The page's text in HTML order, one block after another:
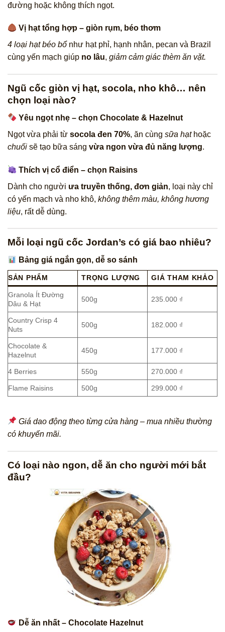
đường hoặc không thích ngọt.
Vị hạt tổng hợp – giòn rụm, béo thơm
4 loại hạt béo bổnhư hạt phỉ, hạnh nhân, pecan và Brazil
cùng yến mạch giúp no lâu, giảm cảm giác thèm ăn vặt.
Ngũ cốc giòn vị hạt, socola, nho khô… nên
chọn loại nào?
Yêu ngọt nhẹ – chọn Chocolate & Hazelnut
Ngọt vừa phải từ socola đen 70%, ăn cùng sữa hạthoặc
chuối sẽ tạo bữa sáng vừa ngon vừa đủ năng lượng.
Thích vị cổ điển – chọn Raisins
Dành cho người ưa truyền thống, đơn giản, loại này chỉ
có yến mạch và nho khô, không thêm màu, không hương
liệu, rất dễ dùng.
Mỗi loại ngũ cốc Jordan’s có giá bao nhiêu?
Bảng giá ngắn gọn, dễ so sánh
SẢN PHẨM TRỌNG LƯỢNG GIÁ THAM KHẢO
Granola Ít Đường
Dâu & Hạt
500g 235.000 ₫
Country Crisp 4
Nuts
500g 182.000 ₫
Chocolate &
Hazelnut
450g 177.000 ₫
4 Berries 550g 270.000 ₫
Flame Raisins 500g 299.000 ₫
Giá dao động theo từng cửa hàng – mua nhiều thường
có khuyến mãi.
Có loại nào ngon, dễ ăn cho người mới bắt
đầu?
Dễ ăn nhất – Chocolate Hazelnut